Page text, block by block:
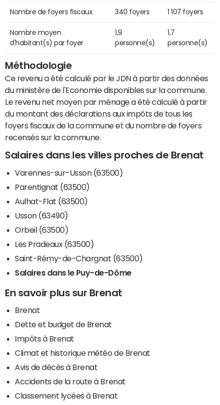
Nombre de foyers fiscaux 340 foyers 1 107 foyers
Nombre moyen
d'habitant(s) par foyer
1,9
personne(s)
1,7
personne(s)
Méthodologie
Ce revenu a été calculé par le JDN à partir des données
du ministère de l'Economie disponibles sur la commune.
Le revenu net moyen par ménage a été calculé à partir
du montant des déclarations aux impôts de tous les
foyers fiscaux de la commune et du nombre de foyers
recensés sur la commune.
Salaires dans les villes proches de Brenat
Varennes-sur-Usson (63500)
Parentignat (63500)
Aulhat-Flat (63500)
Usson (63490)
Orbeil (63500)
Les Pradeaux (63500)
Saint-Rémy-de-Chargnat (63500)
Salaires dans le Puy-de-Dôme
En savoir plus sur Brenat
Brenat
Dette et budget de Brenat
Impôts à Brenat
Climat et historique météo de Brenat
Avis de décès à Brenat
Accidents de la route à Brenat
Classement lycées à Brenat